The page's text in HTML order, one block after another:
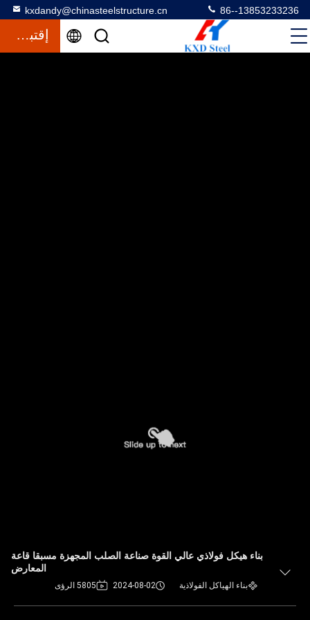
kxdandy@chinasteelstructure.cn 86--13853233236
إقتباس
بناء هيكل فولاذي عالي القوة صناعة الصلب المجهزة مسبقا قاعة
المعارض
بناء الهياكل الفولاذية 2024-08-02 5805 الرؤى